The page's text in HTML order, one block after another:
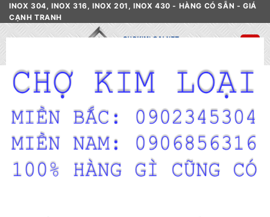
Skip
to
content
INOX 304, INOX 316, INOX 201, INOX 430 - HÀNG CÓ SẴN - GIÁ
CẠNH TRANH
HOME / CỬA HÀNG
NIKEN
FILTER